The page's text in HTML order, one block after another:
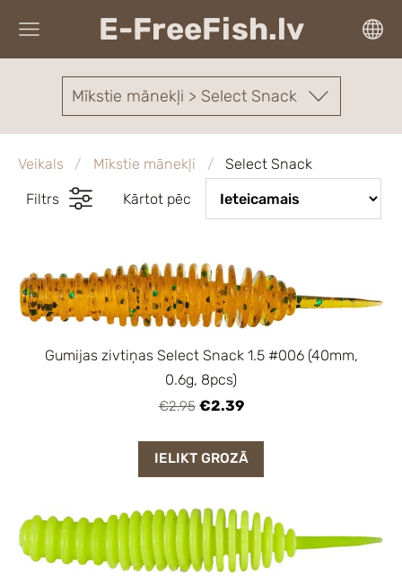
E-FreeFish.lv
Mīkstie mānekļi > Select Snack
Veikals Mīkstie mānekļi Select Snack
Filtrs Kārtot pēc
Gumijas zivtiņas Select Snack 1.5 #006 (40mm,
0.6g, 8pcs)
€2.95 €2.39
IELIKT GROZĀ